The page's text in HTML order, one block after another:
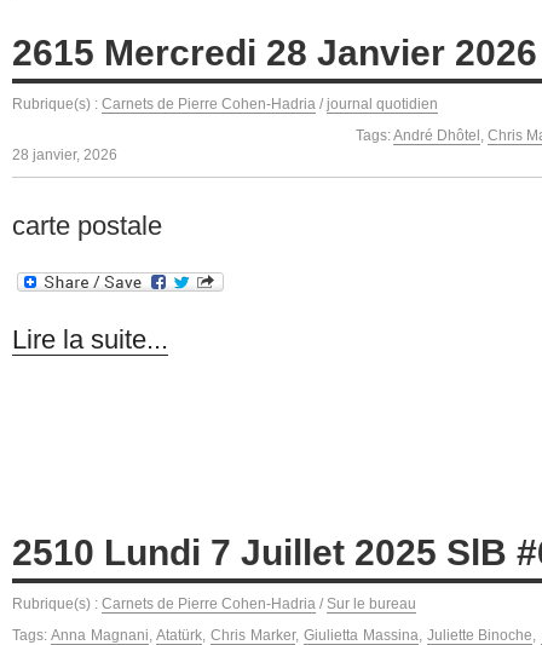
2615 Mercredi 28 Janvier 2026
Rubrique(s) : Carnets de Pierre Cohen-Hadria / journal quotidien
Tags:André Dhôtel , Chris
28 janvier, 2026
carte postale
Lire la suite...
2510 Lundi 7 Juillet 2025 SlB
Rubrique(s) : Carnets de Pierre Cohen-Hadria / Sur le bureau
Tags: Anna Magnani Atatürk, Chris Marker, Giulietta Massina Juliette Binoche